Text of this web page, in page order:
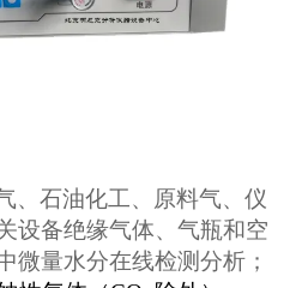
、石油化工、原料气、仪
设备绝缘气体、气瓶和空
微量水分在线检测分析；